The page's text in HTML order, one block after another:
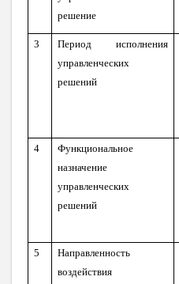
решение
3
Период исполнения
управленческих
решений
4
Функциональное
назначение
управленческих
решений
5
Направленность
воздействия